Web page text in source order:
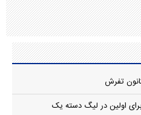
تفرش
اولین در لیگ دسته یک